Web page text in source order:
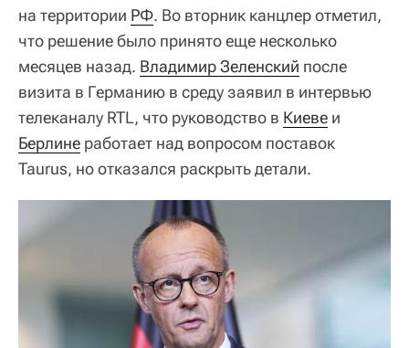
на территории РФ. Во вторник канцлер отметил,
что решение было принято еще несколько
месяцев назад. Владимир Зеленский после
визита в Германию в среду заявил в интервью
телеканалу RTL, что руководство в Киеве и
Берлине работает над вопросом поставок
Taurus, но отказался раскрыть детали.